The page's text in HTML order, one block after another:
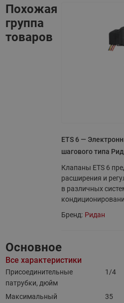
Похожая
группа
товаров
ETS 6 —
шагового типа
Клапаны ETS 6
расширения и
в различных
Бренд: Ридан
Основное
Все характеристики
Присоединительные
патрубки, дюйм
1/4
Максимальный
35